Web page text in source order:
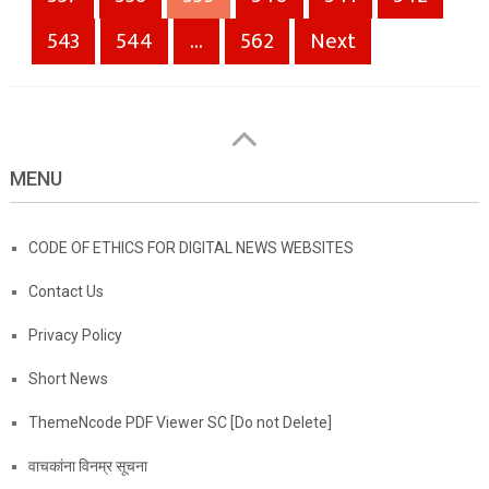
543
544 … 562 Next
MENU
CODE OF ETHICS FOR DIGITAL NEWS WEBSITES
Contact Us
Privacy Policy
Short News
ThemeNcode PDF Viewer SC [Do not Delete]
वाचकांना विनम्र सूचना